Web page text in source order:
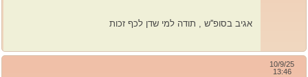
אגיב בסופ''ש , תודה למי שדן לכף זכות
10/9/25
13:46